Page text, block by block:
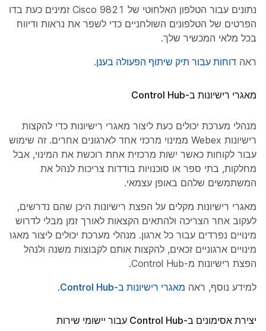
נתונים עבור הטלפון האלחוטי של Cisco 9821 זמינים כעת בדוח
הפרטים של הטלפונים השולחניים כדי לשפר את נראות ודיווח
בכל מלאי המכשיר שלך.
ראה דוחות עבור תיק שיתוף הפעולה בענן.
מאגרי רישיונות ב-Control Hub
מנהלי מערכת יכולים כעת ליצור מאגרי רישיונות כדי להקצות
רישיונות Webex ממינוי מרכזי אחד לארגונים אחרים. זה שימושי
עבור לקוחות כאשר ישות מרכזית אחת רוכשת את המינוי, אבל
מחלקות, בתי ספר או סוכנויות בודדות צריכות לנהל את
המשתמשים שלהם באופן עצמאי.
מאגרי רישיונות מקלים על הפצת רישיונות היכן שהם נדרשים,
לעקוב אחר הצריכה ולהתאים הקצאות לאורך זמן מבלי לדרוש
מינויים נפרדים עבור כל ארגון. מנהלי מערכת יכולים ליצור מאגרי
מינויים ארגוניים זכאים, להקצות אותם לקבוצות משנה ולנהל
הפצת רישיונות מ-Control Hub.
למידע נוסף, ראה מאגרי רישיונות ב-Control Hub .
יצירת אסימונים ב-Control Hub עבור יישומי שירות